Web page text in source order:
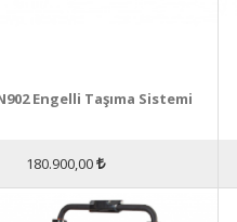
Engelli Taşıma Sistemi
180.900,00